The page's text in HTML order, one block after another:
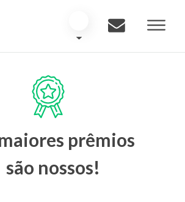
prêmios
são nossos!